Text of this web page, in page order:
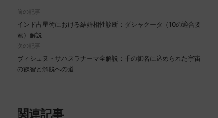
前の記事
インド占星術における結婚相性診断：ダシャクータ（10の適合要
素）解説
次の記事
ヴィシュヌ・サハスラナーマ全解説：千の御名に込められた宇宙
の叡智と解脱への道
関連記事